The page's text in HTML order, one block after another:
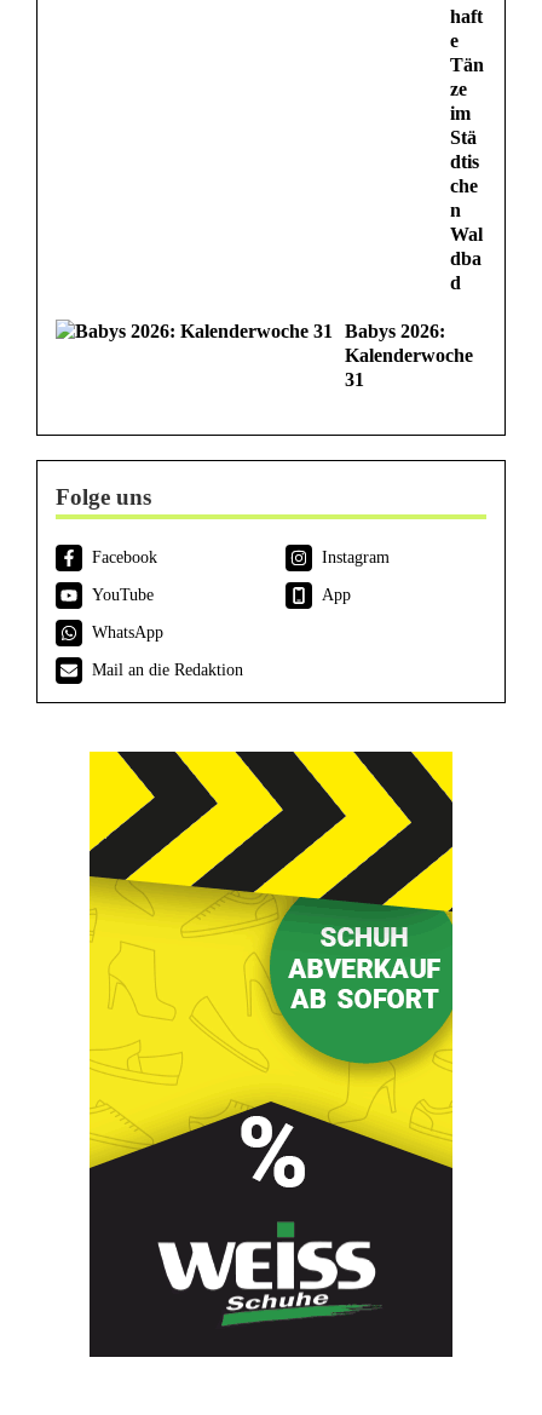
haft
e
Tän
ze
im
Stä
dtis
che
n
Wal
dba
d
Babys 2026:
Kalenderwoche
31
Folge uns
Facebook
Instagram
YouTube
App
WhatsApp
Mail an die Redaktion